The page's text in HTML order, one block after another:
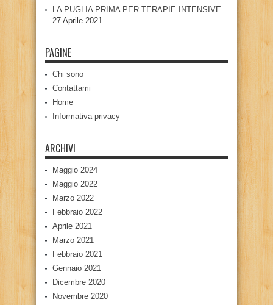
LA PUGLIA PRIMA PER TERAPIE INTENSIVE
27 Aprile 2021
PAGINE
Chi sono
Contattami
Home
Informativa privacy
ARCHIVI
Maggio 2024
Maggio 2022
Marzo 2022
Febbraio 2022
Aprile 2021
Marzo 2021
Febbraio 2021
Gennaio 2021
Dicembre 2020
Novembre 2020